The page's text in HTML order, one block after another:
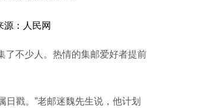
源： 人民网
不少人。热情的集邮爱好者提前
戳。”老邮迷魏先生说，他计划